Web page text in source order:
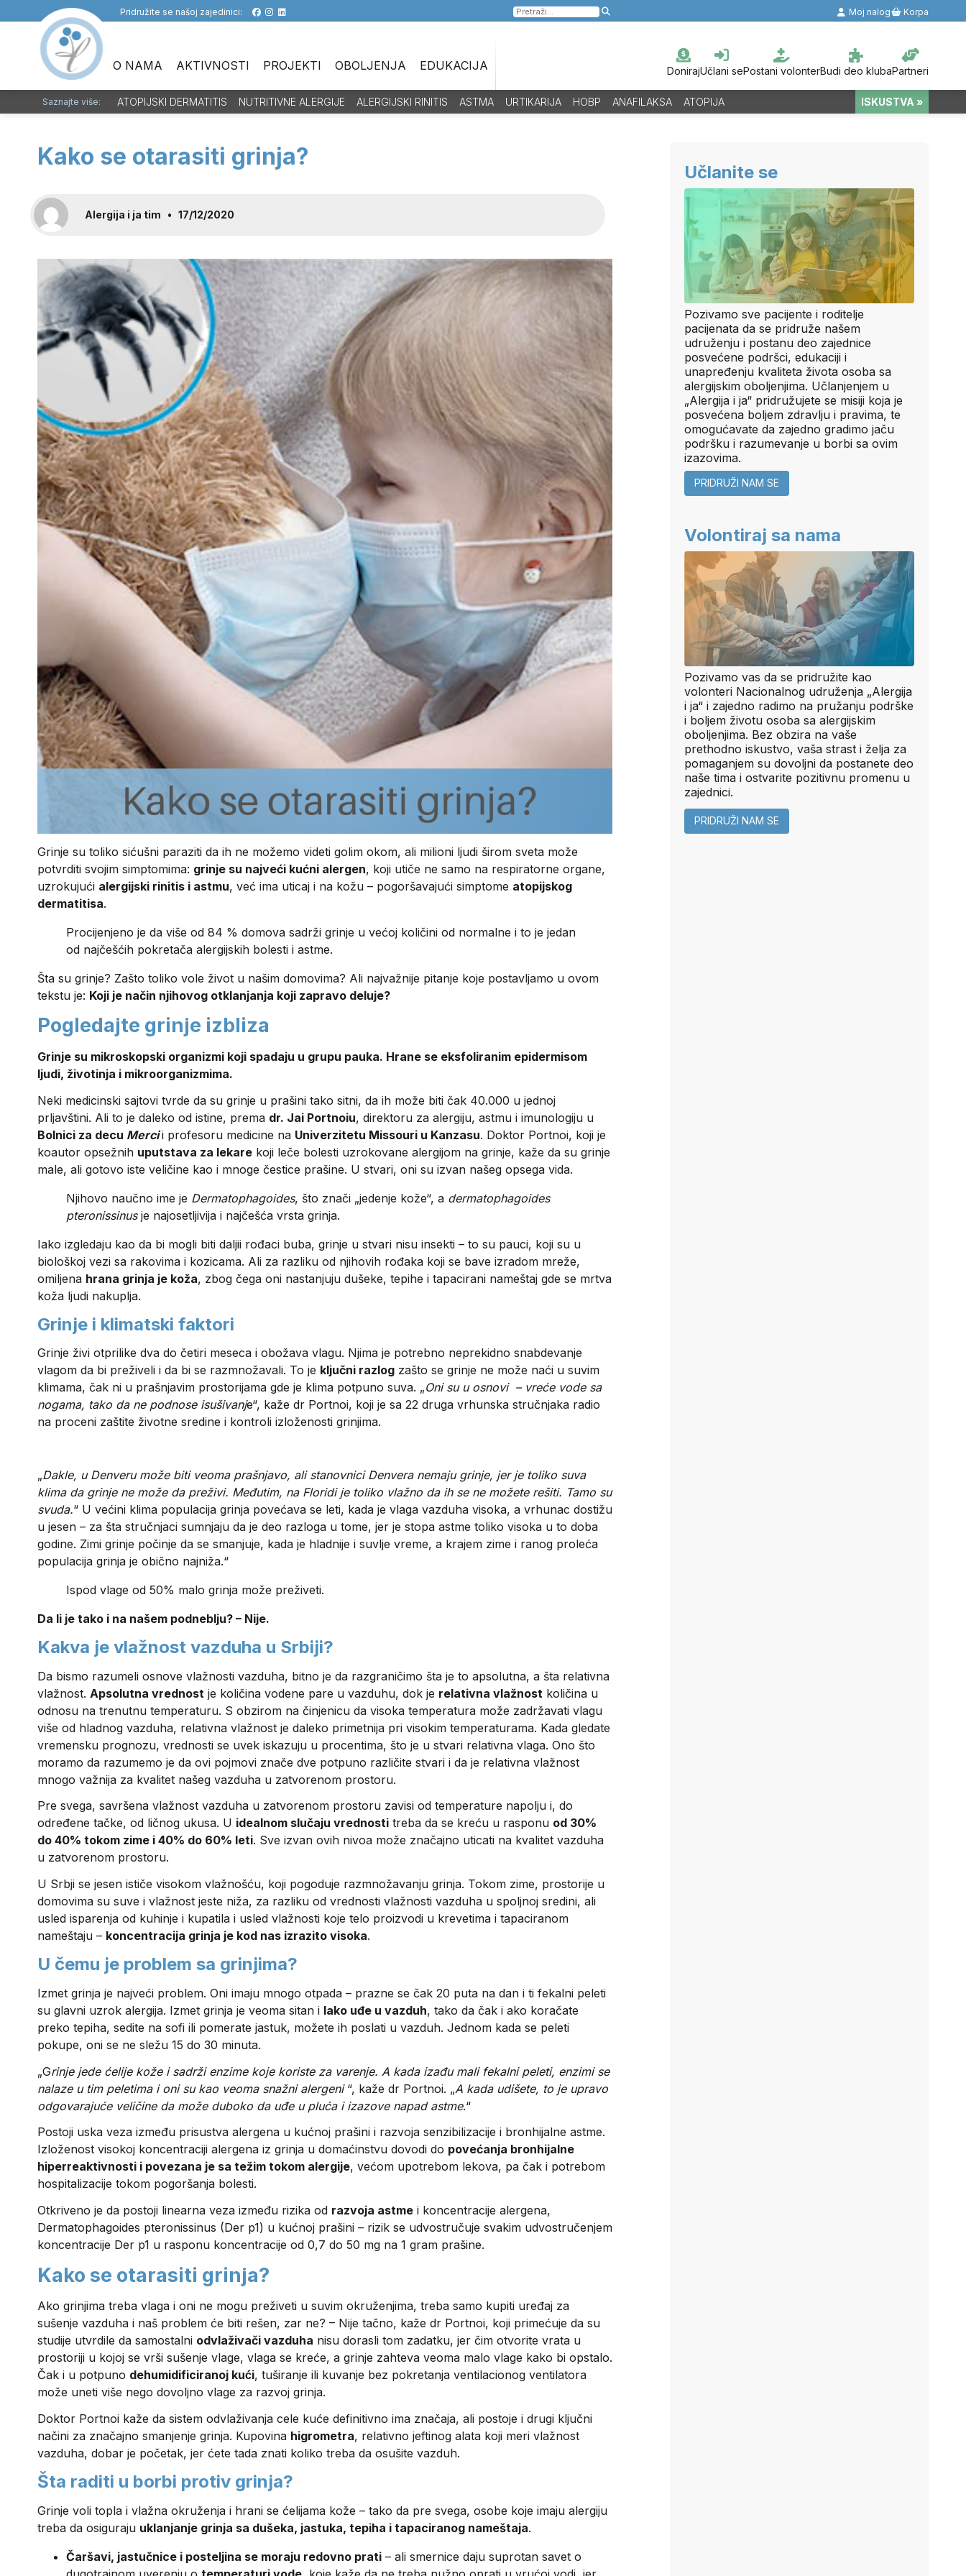
Pridružite se našoj zajedinici:
Pretraga
za:
Moj nalog Korpa
O NAMA AKTIVNOSTI PROJEKTI OBOLJENJA EDUKACIJA DonirajUčlani sePostani volonterBudi deo klubaPartneri
Saznajte više: ATOPIJSKI DERMATITIS NUTRITIVNE ALERGIJE ALERGIJSKI RINITIS ASTMA URTIKARIJA HOBP ANAFILAKSA ATOPIJA ISKUSTVA »
Kako se otarasiti grinja?
Alergija i ja tim • 17/12/2020
Grinje su toliko sićušni paraziti da ih ne možemo videti golim okom, ali milioni ljudi širom sveta može
potvrditi svojim simptomima: grinje su najveći kućni alergen, koji utiče ne samo na respiratorne organe,
uzrokujući alergijski rinitis i astmu, već ima uticaj i na kožu – pogoršavajući simptome atopijskog
dermatitisa.
Procijenjeno je da više od 84 % domova sadrži grinje u većoj količini od normalne i to je jedan
od najčešćih pokretača alergijskih bolesti i astme.
Šta su grinje? Zašto toliko vole život u našim domovima? Ali najvažnije pitanje koje postavljamo u ovom
tekstu je: Koji je način njihovog otklanjanja koji zapravo deluje?
Pogledajte grinje izbliza
Grinje su mikroskopski organizmi koji spadaju u grupu pauka. Hrane se eksfoliranim epidermisom
ljudi, životinja i mikroorganizmima.
Neki medicinski sajtovi tvrde da su grinje u prašini tako sitni, da ih može biti čak 40.000 u jednoj
prljavštini. Ali to je daleko od istine, prema dr. Jai Portnoiu, direktoru za alergiju, astmu i imunologiju u
Bolnici za decu Merci i profesoru medicine na Univerzitetu Missouri u Kanzasu. Doktor Portnoi, koji je
koautor opsežnih uputstava za lekare koji leče bolesti uzrokovane alergijom na grinje, kaže da su grinje
male, ali gotovo iste veličine kao i mnoge čestice prašine. U stvari, oni su izvan našeg opsega vida.
Njihovo naučno ime je Dermatophagoides, što znači „jedenje kože“, a dermatophagoides
pteronissinusje najosetljivija i najčešća vrsta grinja.
Iako izgledaju kao da bi mogli biti daljii rođaci buba, grinje u stvari nisu insekti – to su pauci, koji su u
biološkoj vezi sa rakovima i kozicama. Ali za razliku od njihovih rođaka koji se bave izradom mreže,
omiljena hrana grinja je koža, zbog čega oni nastanjuju dušeke, tepihe i tapacirani nameštaj gde se mrtva
koža ljudi nakuplja.
Grinje i klimatski faktori
Grinje živi otprilike dva do četiri meseca i obožava vlagu. Njima je potrebno neprekidno snabdevanje
vlagom da bi preživeli i da bi se razmnožavali. To je ključni razlog zašto se grinje ne može naći u suvim
klimama, čak ni u prašnjavim prostorijama gde je klima potpuno suva. „Oni su u osnovi – vreće vode sa
nogama, tako da ne podnose isušivanje“, kaže dr Portnoi, koji je sa 22 druga vrhunska stručnjaka radio
na proceni zaštite životne sredine i kontroli izloženosti grinjima.
„Dakle, u Denveru može biti veoma prašnjavo, ali stanovnici Denvera nemaju grinje, jer je toliko suva
klima da grinje ne može da preživi. Međutim, na Floridi je toliko vlažno da ih se ne možete rešiti. Tamo su
svuda.“ U većini klima populacija grinja povećava se leti, kada je vlaga vazduha visoka, a vrhunac dostižu
u jesen – za šta stručnjaci sumnjaju da je deo razloga u tome, jer je stopa astme toliko visoka u to doba
godine. Zimi grinje počinje da se smanjuje, kada je hladnije i suvlje vreme, a krajem zime i ranog proleća
populacija grinja je obično najniža.“
Ispod vlage od 50% malo grinja može preživeti.
Da li je tako i na našem podneblju? – Nije.
Kakva je vlažnost vazduha u Srbiji?
Da bismo razumeli osnove vlažnosti vazduha, bitno je da razgraničimo šta je to apsolutna, a šta relativna
vlažnost. Apsolutna vrednost je količina vodene pare u vazduhu, dok je relativna vlažnost količina u
odnosu na trenutnu temperaturu. S obzirom na činjenicu da visoka temperatura može zadržavati vlagu
više od hladnog vazduha, relativna vlažnost je daleko primetnija pri visokim temperaturama. Kada gledate
vremensku prognozu, vrednosti se uvek iskazuju u procentima, što je u stvari relativna vlaga. Ono što
moramo da razumemo je da ovi pojmovi znače dve potpuno različite stvari i da je relativna vlažnost
mnogo važnija za kvalitet našeg vazduha u zatvorenom prostoru.
Pre svega, savršena vlažnost vazduha u zatvorenom prostoru zavisi od temperature napolju i, do
određene tačke, od ličnog ukusa. U idealnom slučaju vrednosti treba da se kreću u rasponu od 30%
do 40% tokom zime i 40% do 60% leti. Sve izvan ovih nivoa može značajno uticati na kvalitet vazduha
u zatvorenom prostoru.
U Srbji se jesen ističe visokom vlažnošću, koji pogoduje razmnožavanju grinja. Tokom zime, prostorije u
domovima su suve i vlažnost jeste niža, za razliku od vrednosti vlažnosti vazduha u spoljnoj sredini, ali
usled isparenja od kuhinje i kupatila i usled vlažnosti koje telo proizvodi u krevetima i tapaciranom
nameštaju – koncentracija grinja je kod nas izrazito visoka.
U čemu je problem sa grinjima?
Izmet grinja je najveći problem. Oni imaju mnogo otpada – prazne se čak 20 puta na dan i ti fekalni peleti
su glavni uzrok alergija. Izmet grinja je veoma sitan i lako uđe u vazduh, tako da čak i ako koračate
preko tepiha, sedite na sofi ili pomerate jastuk, možete ih poslati u vazduh. Jednom kada se peleti
pokupe, oni se ne sležu 15 do 30 minuta.
„Grinje jede ćelije kože i sadrži enzime koje koriste za varenje. A kada izađu mali fekalni peleti, enzimi se
nalaze u tim peletima i oni su kao veoma snažni alergeni“, kaže dr Portnoi. „A kada udišete, to je upravo
odgovarajuće veličine da može duboko da uđe u pluća i izazove napad astme.“
Postoji uska veza između prisustva alergena u kućnoj prašini i razvoja senzibilizacije i bronhijalne astme.
Izloženost visokoj koncentraciji alergena iz grinja u domaćinstvu dovodi do povećanja bronhijalne
hiperreaktivnosti i povezana je sa težim tokom alergije, većom upotrebom lekova, pa čak i potrebom
hospitalizacije tokom pogoršanja bolesti.
Otkriveno je da postoji linearna veza između rizika od razvoja astme i koncentracije alergena,
Dermatophagoides pteronissinus (Der p1) u kućnoj prašini – rizik se udvostručuje svakim udvostručenjem
koncentracije Der p1 u rasponu koncentracije od 0,7 do 50 mg na 1 gram prašine.
Kako se otarasiti grinja?
Ako grinjima treba vlaga i oni ne mogu preživeti u suvim okruženjima, treba samo kupiti uređaj za
sušenje vazduha i naš problem će biti rešen, zar ne? – Nije tačno, kaže dr Portnoi, koji primećuje da su
studije utvrdile da samostalni odvlaživači vazduha nisu dorasli tom zadatku, jer čim otvorite vrata u
prostoriji u kojoj se vrši sušenje vlage, vlaga se kreće, a grinje zahteva veoma malo vlage kako bi opstalo.
Čak i u potpuno dehumidificiranoj kući, tuširanje ili kuvanje bez pokretanja ventilacionog ventilatora
može uneti više nego dovoljno vlage za razvoj grinja.
Doktor Portnoi kaže da sistem odvlaživanja cele kuće definitivno ima značaja, ali postoje i drugi ključni
načini za značajno smanjenje grinja. Kupovina higrometra, relativno jeftinog alata koji meri vlažnost
vazduha, dobar je početak, jer ćete tada znati koliko treba da osušite vazduh.
Šta raditi u borbi protiv grinja?
Grinje voli topla i vlažna okruženja i hrani se ćelijama kože – tako da pre svega, osobe koje imaju alergiju
treba da osiguraju uklanjanje grinja sa dušeka, jastuka, tepiha i tapaciranog nameštaja.
Čaršavi, jastučnice i posteljina se moraju redovno prati – ali smernice daju suprotan savet o
Učlanite se
Pozivamo sve pacijente i roditelje
pacijenata da se pridruže našem
udruženju i postanu deo zajednice
posvećene podršci, edukaciji i
unapređenju kvaliteta života osoba sa
alergijskim oboljenjima. Učlanjenjem u
„Alergija i ja“ pridružujete se misiji koja je
posvećena boljem zdravlju i pravima, te
omogućavate da zajedno gradimo jaču
podršku i razumevanje u borbi sa ovim
izazovima.
PRIDRUŽI NAM SE
Volontiraj sa nama
Pozivamo vas da se pridružite kao
volonteri Nacionalnog udruženja „Alergija
i ja“ i zajedno radimo na pružanju podrške
i boljem životu osoba sa alergijskim
oboljenjima. Bez obzira na vaše
prethodno iskustvo, vaša strast i želja za
pomaganjem su dovoljni da postanete deo
naše tima i ostvarite pozitivnu promenu u
zajednici.
PRIDRUŽI NAM SE